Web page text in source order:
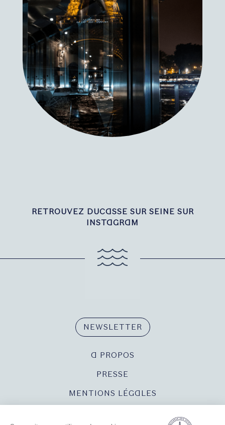
RETROUVEZ DUCASSE SUR SEINE SUR
INSTAGRAM
NEWSLETTER
A PROPOS
PRESSE
MENTIONS LÉGALES